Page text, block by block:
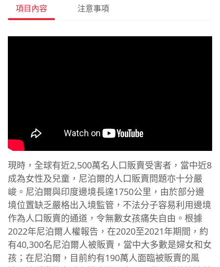
項目內容 注意事項
現時，全球有近2,500萬名人口販賣受害者，當中近8
成為女性及兒童，尼泊爾的人口販賣問題亦十分嚴
峻。尼泊爾與印度邊境長達1750公里，由於部分邊
境位置缺乏嚴格出入境監管，不法分子容易利用邊境
作為人口販賣的通道，令無數女孩痛失自由。根據
2022年尼泊爾人權報告，在2020至2021年期間，約
有40,300名尼泊爾人被販賣，當中大多數是婦女和女
孩；在尼泊爾，目前約有190萬人面臨被販賣的風